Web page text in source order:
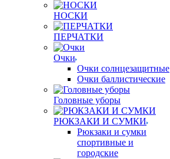
НОСКИ
ПЕРЧАТКИ
Очки
Очки солнцезащитные
Очки баллистические
Головные уборы
РЮКЗАКИ И СУМКИ
Рюкзаки и сумки
спортивные и
городские